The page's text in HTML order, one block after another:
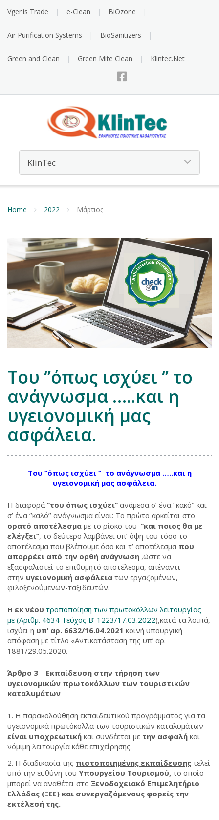
Vgenis Trade e-Clean BiOzone
Air Purification Systems BioSanitizers
Green and Clean Green Mite Clean Klintec.Net
Home 2022 Μάρτιος
Του ‘’όπως ισχύει ‘’ το
ανάγνωσμα …..και η
υγειονομική μας
ασφάλεια.
Του ‘’όπως ισχύει ‘’ το ανάγνωσμα …..και η
υγειονομική μας ασφάλεια.
Η διαφορά ‘’του όπως ισχύει’’ ανάμεσα σ’ ένα ‘’κακό’’ και
σ’ ένα ‘’καλό’’ ανάγνωσμα είναι: Το πρώτο αρκείται στο
ορατό αποτέλεσμα με το ρίσκο του ‘’και ποιος θα με
ελέγξει’’, το δεύτερο λαμβάνει υπ’ όψη του τόσο το
αποτέλεσμα που βλέπουμε όσο και τ’ αποτέλεσμα που
απορρέει από την ορθή ανάγνωση ,ώστε να
εξασφαλιστεί το επιθυμητό αποτέλεσμα, απέναντι
στην υγειονομική ασφάλεια των εργαζομένων,
φιλοξενούμενων-ταξιδευτών.
Η εκ νέου τροποποίηση των πρωτοκόλλων λειτουργίας
με (Αριθμ. 4634 Τεύχος B’ 1223/17.03.2022),κατά τα λοιπά,
ισχύει η υπ’ αρ. 6632/16.04.2021 κοινή υπουργική
απόφαση με τίτλο «Αντικατάσταση της υπ’ αρ.
1881/29.05.2020.
Άρθρο 3 – Εκπαίδευση στην τήρηση των
υγειονομικών πρωτοκόλλων των τουριστικών
καταλυμάτων
Η παρακολούθηση εκπαιδευτικού προγράμματος για τα
υγειονομικά πρωτόκολλα των τουριστικών καταλυμάτων
είναι υποχρεωτική και συνδέεται με την ασφαλή και
νόμιμη λειτουργία κάθε επιχείρησης.
Η διαδικασία της πιστοποιημένης εκπαίδευσης τελεί
υπό την ευθύνη του Υπουργείου Τουρισμού, το οποίο
μπορεί να αναθέτει στο Ξενοδοχειακό Επιμελητήριο
Ελλάδας (ΞΕΕ) και συνεργαζόμενους φορείς την
εκτέλεσή της.